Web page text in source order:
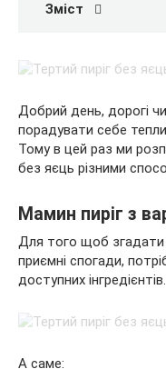
Зміст
Добрий день, дорогі
порадувати себе
Тому в цей раз ми
без яєць різними
Мамин пиріг з
Для того щоб згадати
приємні спогади,
доступних інгредієнтів.
А саме: